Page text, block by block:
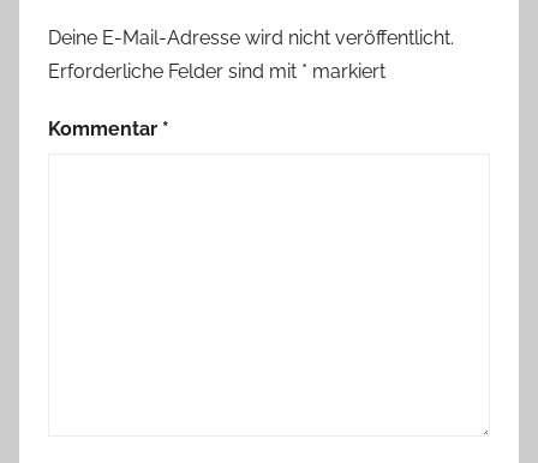
Deine E-Mail-Adresse wird nicht veröffentlicht.
Erforderliche Felder sind mit * markiert
Kommentar *